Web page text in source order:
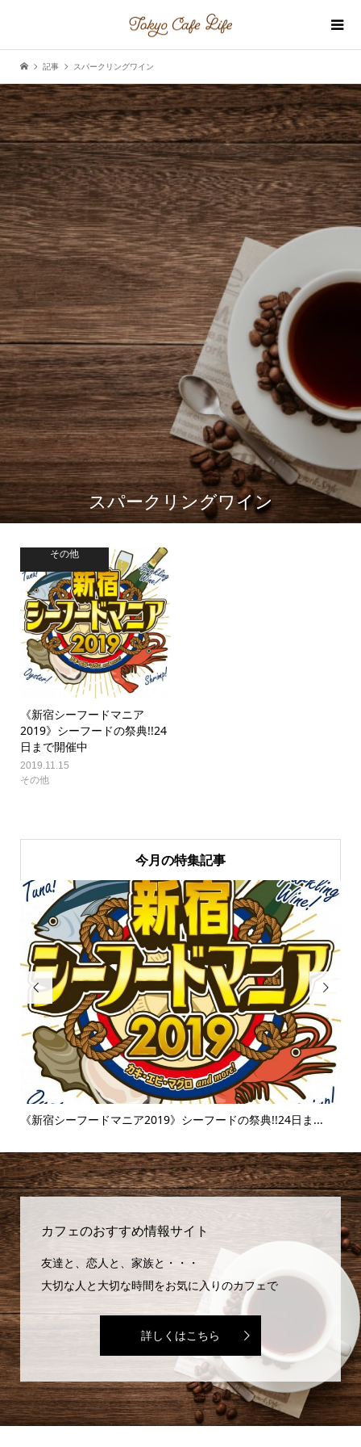
記事 スパークリングワイン
スパークリングワイン
その他
《新宿シーフードマニア
2019》シーフードの祭典!!24
日まで開催中
2019.11.15
その他
今月の特集記事

《新宿シーフードマニア2019》シーフードの祭典!!24日ま...

カフェのおすすめ情報サイト
友達と、恋人と、家族と・・・
大切な人と大切な時間をお気に入りのカフェで
詳しくはこちら